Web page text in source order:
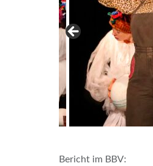
Bericht im BBV: